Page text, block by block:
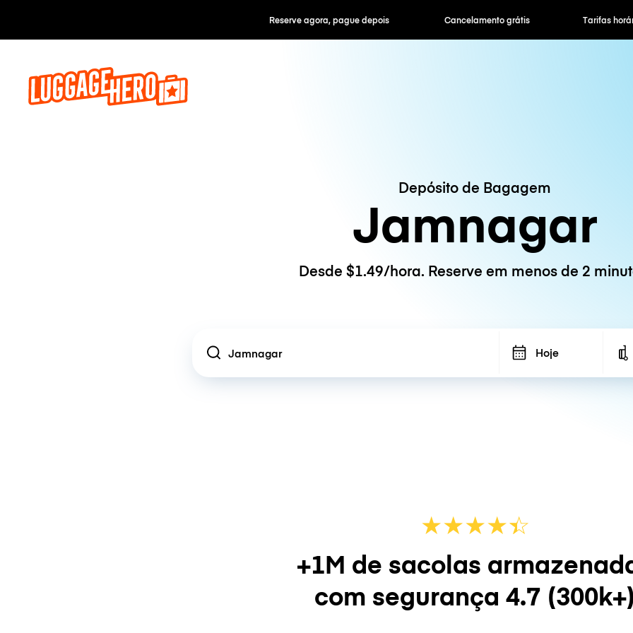
Reserve agora, pague depois Cancelamento grátis Tarifas
Depósito de Bagagem
Jamnagar
Desde $1.49/hora. Reserve em menos de 2
Location Hoje
★★★★☆
★
+1M de sacolas
com segurança 4.7 (300k+)